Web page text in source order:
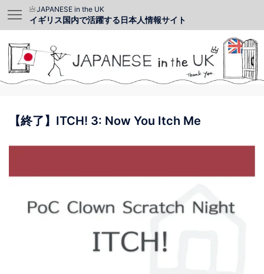
JAPANESE in the UK
イギリス国内で活躍する日本人情報サイト
【終了】ITCH! 3: Now You Itch Me